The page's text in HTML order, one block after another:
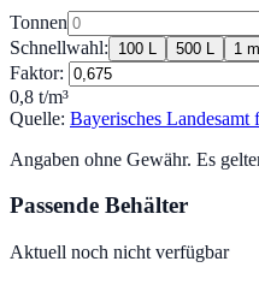
Tonnen
Schnellwahl:
100 L 500 L 1
Faktor:
0,8 t/m³
Quelle: Bayerisches
Angaben ohne Gewähr. Es
Passende Behälter
Aktuell noch nicht verfügbar